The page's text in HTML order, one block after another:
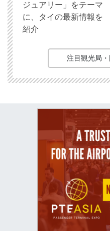
ジュアリー」をテーマ
に、タイの最新情報を
紹介
注目観光局